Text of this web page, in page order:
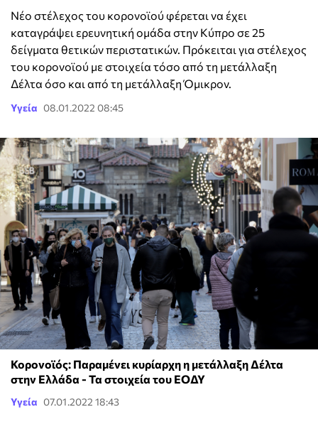
Νέο στέλεχος του κορονοϊού φέρεται να έχει
καταγράψει ερευνητική ομάδα στην Κύπρο σε 25
δείγματα θετικών περιστατικών. Πρόκειται για στέλεχος
του κορονοϊού με στοιχεία τόσο από τη μετάλλαξη
Δέλτα όσο και από τη μετάλλαξη Όμικρον.
Υγεία 08.01.2022 08:45
Κορονοϊός: Παραμένει κυρίαρχη η μετάλλαξη Δέλτα
στην Ελλάδα - Τα στοιχεία του ΕΟΔΥ
Υγεία 07.01.2022 18:43